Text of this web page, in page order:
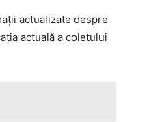
actualizate despre
actuală a coletului